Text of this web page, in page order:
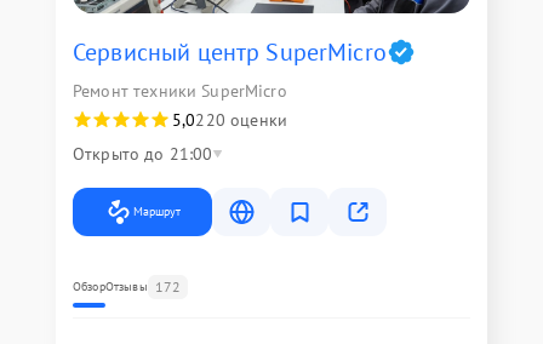
Сервисный центр SuperMicro
Ремонт техники SuperMicro
5,0220 оценки
Открыто до 21:00
Маршрут
ОбзорОтзывы 172